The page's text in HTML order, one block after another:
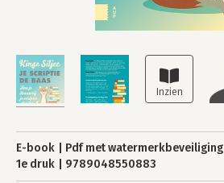
E-book Pdf met watermerkbeveiliging
1e druk
9789048550883